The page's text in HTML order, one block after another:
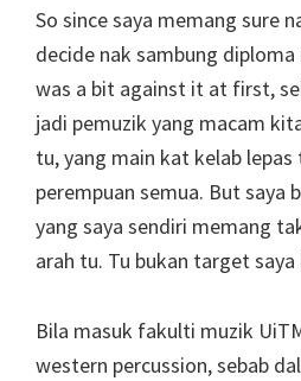
So since saya memang sure
decide nak sambung
was a bit against it at first,
jadi pemuzik yang macam
tu, yang main kat kelab
perempuan semua. But saya
yang saya sendiri memang
arah tu. Tu bukan target
Bila masuk fakulti muzik
western percussion, sebab